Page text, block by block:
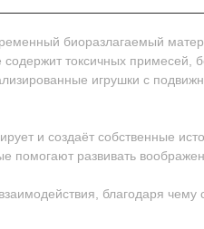
биоразлагаемый
токсичных
игрушки с
и создаёт собственные
развивать
благодаря